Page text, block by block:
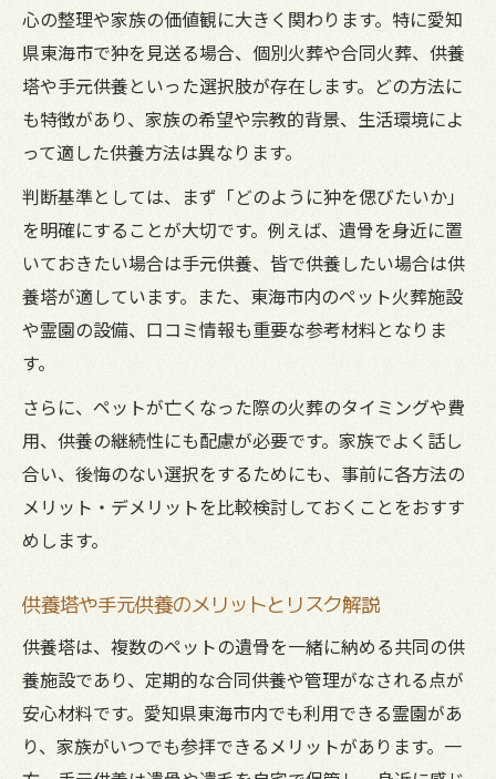
心の整理や家族の価値観に大きく関わります。特に愛知
県東海市で狆を見送る場合、個別火葬や合同火葬、供養
塔や手元供養といった選択肢が存在します。どの方法に
も特徴があり、家族の希望や宗教的背景、生活環境によ
って適した供養方法は異なります。
判断基準としては、まず「どのように狆を偲びたいか」
を明確にすることが大切です。例えば、遺骨を身近に置
いておきたい場合は手元供養、皆で供養したい場合は供
養塔が適しています。また、東海市内のペット火葬施設
や霊園の設備、口コミ情報も重要な参考材料となりま
す。
さらに、ペットが亡くなった際の火葬のタイミングや費
用、供養の継続性にも配慮が必要です。家族でよく話し
合い、後悔のない選択をするためにも、事前に各方法の
メリット・デメリットを比較検討しておくことをおすす
めします。
供養塔や手元供養のメリットとリスク解説
供養塔は、複数のペットの遺骨を一緒に納める共同の供
養施設であり、定期的な合同供養や管理がなされる点が
安心材料です。愛知県東海市内でも利用できる霊園があ
り、家族がいつでも参拝できるメリットがあります。一